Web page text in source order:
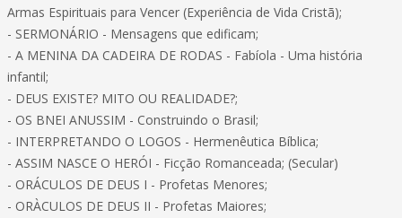
Armas Espirituais para Vencer (Experiência de Vida Cristã);
- SERMONÁRIO - Mensagens que edificam;
- A MENINA DA CADEIRA DE RODAS - Fabíola - Uma história
infantil;
- DEUS EXISTE? MITO OU REALIDADE?;
- OS BNEI ANUSSIM - Construindo o Brasil;
- INTERPRETANDO O LOGOS - Hermenêutica Bíblica;
- ASSIM NASCE O HERÓI - Ficção Romanceada; (Secular)
- ORÁCULOS DE DEUS I - Profetas Menores;
- ORÀCULOS DE DEUS II - Profetas Maiores;